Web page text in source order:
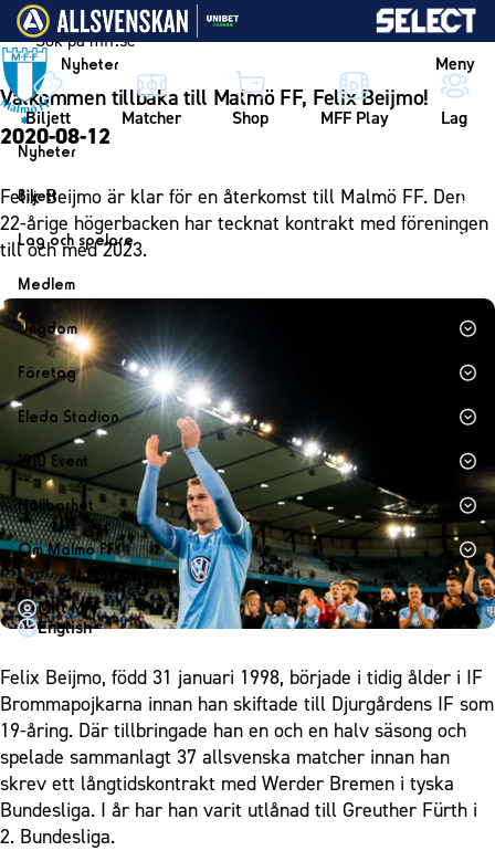
Vidare till innehållet
Nyheter Meny
Biljett Matcher Shop MFF Play Lag
Nyheter
Nyheter
Kalender
Biljett
Biljett
Årskort dam
Mitt MFF
Biljetter till bortamatcher
Biljettvillkor
Lag och spelare
Lag
Herrlaget
Spelare
Ledarstab
Damlaget
Spelare
Ledarstab
Medlem
Medlemskap i Malmö FF
Årsmöte 2026
Ungdom
MFF Ungdom
Sommarfotboll
Skånecupen
Fotbollsskolan
Fotbollsnätverket
P19
F19
P17
F17
Malmö Trophy
Företag
Bli företagspartner
Nätverket
Klubbstolar
Partner dam
Eleda Stadion
Eleda Stadion
Erics Bar & Restaurang
Matchdag på Eleda Stadion
MFF-museet & rundvandringar
1910 Event
1910 Event
Fest & Event
Konferens
Möte
Mässa
Sommarfest
Julshow
Inspiration
Vanliga frågor om 1910 Event
Hållbarhet
Hållbarhet
Himmelsblå framtid – en match för miljön
MFF i samhället
Nattfotboll
Himmelsblå Tillsammans
Karriärakademin
Grundskolefotboll mot rasismer
Skolakademier
Om Malmö FF
Om Malmö FF
Kontakt
Historik – herrlaget
Historik – damlaget
Närstående organisationer
Policydokument
Personuppgiftspolicy
Mitt MFF
English
Välkommen tillbaka till Malmö FF, Felix Beijmo!
2020-08-12
Felix Beijmo är klar för en återkomst till Malmö FF. Den
22-årige högerbacken har tecknat kontrakt med föreningen
till och med 2023.
Felix Beijmo, född 31 januari 1998, började i tidig ålder i IF
Brommapojkarna innan han skiftade till Djurgårdens IF som
19-åring. Där tillbringade han en och en halv säsong och
spelade sammanlagt 37 allsvenska matcher innan han
skrev ett långtidskontrakt med Werder Bremen i tyska
Bundesliga. I år har han varit utlånad till Greuther Fürth i
2. Bundesliga.